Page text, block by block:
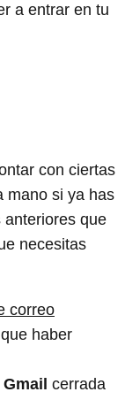
a entrar en tu
con ciertas
mano si ya has
anteriores que
necesitas
correo
haber
cerrada